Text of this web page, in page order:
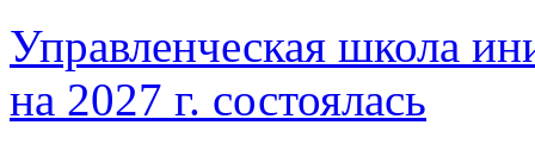
Управленческая школа
на 2027 г. состоялась